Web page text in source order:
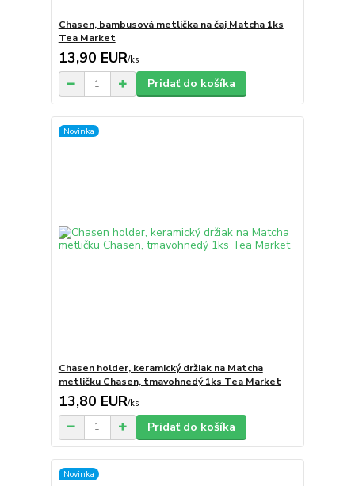
Chasen, bambusová metlička na čaj Matcha 1ks
Tea Market
13,90 EUR/ks
Pridať do košíka
Novinka
Chasen holder, keramický držiak na Matcha
metličku Chasen, tmavohnedý 1ks Tea Market
13,80 EUR/ks
Pridať do košíka
Novinka